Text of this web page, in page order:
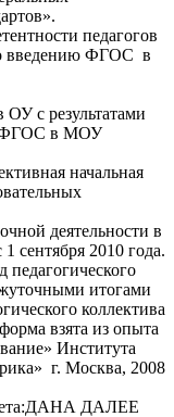
педагогов
введению ФГОС в
ОУ с результатами
ФГОС в МОУ
начальная
деятельности в
сентября 2010 года.
итогами
коллектива
взята из опыта
Института
г. Москва, 2008
ДАЛЕЕ